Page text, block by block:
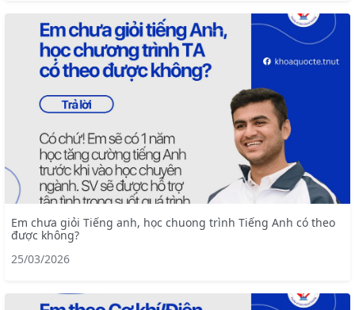
Em chưa giỏi Tiếng anh, học chuong trình Tiếng Anh có theo
được không?
25/03/2026